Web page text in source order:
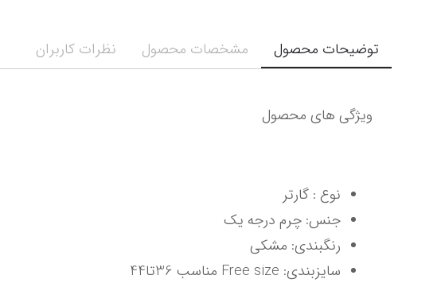
توضیحات محصول مشخصات محصول نظرات کاربران
ویژگی های محصول
نوع : گارتر
جنس: چرم درجه یک
رنگبندی: مشکی
سایزبندی: Free size مناسب 36تا44